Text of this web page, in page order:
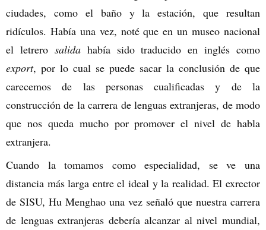
ciudades, como el baño y la estación, que resultan
ridículos. Había una vez, noté que en un museo nacional
el letrero salidahabía sido traducido en inglés como
export, por lo cual se puede sacar la conclusión de que
carecemos de las personas cualificadas y de la
construcción de la carrera de lenguas extranjeras, de modo
que nos queda mucho por promover el nivel de habla
extranjera.
Cuando la tomamos como especialidad, se ve una
distancia más larga entre el ideal y la realidad. El exrector
de SISU, Hu Menghao una vez señaló que nuestra carrera
de lenguas extranjeras debería alcanzar al nivel mundial,